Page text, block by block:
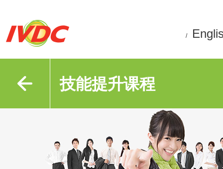
/
技能提升课程